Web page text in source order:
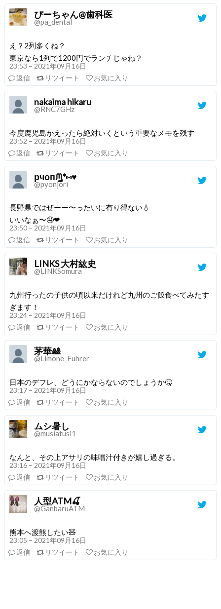
ぴーちゃん@歯科医
@pa_dental
え？2列多くね？
東京なら1列で1200円でランチじゃね？
23:53 – 2021年09月16日
返信
リツイート お気に入り
nakaima hikaru
@RNC7GHz
今度鹿児島かえったら絶対いくという重要なメモを残す
23:52 – 2021年09月16日
返信
リツイート お気に入り
рчопᙏ̤̫͚*⑅♥︎
@pyonjori
長野県ではぜーー〜ったいに有り得ない💧
いいなぁ〜🤤❤
23:50 – 2021年09月16日
返信
リツイート お気に入り
LINKS 大村紘史
@LINKSomura
九州行ったの子供の頃以来だけれど九州のご飯食べてみたす
ぎます！
23:24 – 2021年09月16日
返信
リツイート お気に入り
茅華🎎
@Limone_Fuhrer
日本のデフレ、どうにかならないのでしょうか🤒
23:17 – 2021年09月16日
返信
リツイート お気に入り
ムシ暑し
@musiatusi1
なんと、その上アサリの味噌汁付きが嬉し過ぎる。
23:16 – 2021年09月16日
返信
リツイート お気に入り
人型ATM🍒
@GanbaruATM
熊本へ渡熊したい🧸
23:05 – 2021年09月16日
返信
リツイート お気に入り